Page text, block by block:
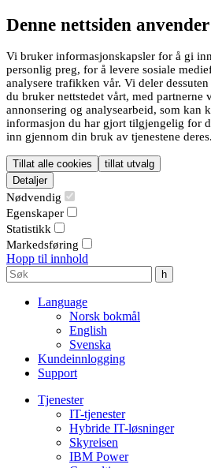
Denne nettsiden
Vi bruker informasjonskapsler for å gi
personlig preg, for å levere sosiale
analysere trafikken vår. Vi deler
du bruker nettstedet vårt, med partnerne
annonsering og analysearbeid, som kan
informasjon du har gjort tilgjengelig for
inn gjennom din bruk av tjenestene deres.
Tillat alle cookies
tillat utvalg
Detaljer
Nødvendig
Egenskaper
Statistikk
Markedsføring
Hopp til innhold
Language
Norsk bokmål
English
Svenska
Kundeinnlogging
Support
Tjenester
IT-tjenester
Hybride IT-løsninger
Skyreisen
IBM Power